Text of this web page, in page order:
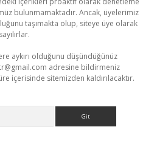
bulunmamaktadır. Ancak, üyelerimiz
taşımakta olup, siteye üye olarak
aykırı olduğunu düşündüğünüz
adresine bildirmeniz
içerisinde sitemizden kaldırılacaktır.